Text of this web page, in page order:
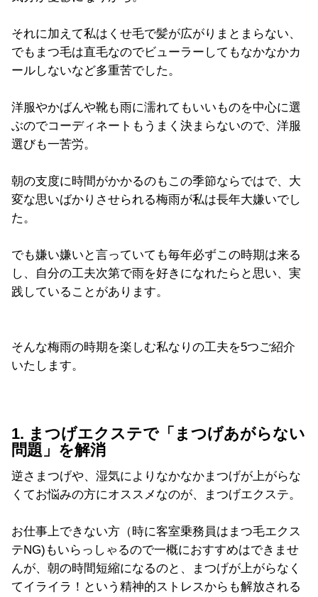
それに加えて私はくせ毛で髪が広がりまとまらない、
でもまつ毛は直毛なのでビューラーしてもなかなかカ
ールしないなど多重苦でした。
洋服やかばんや靴も雨に濡れてもいいものを中心に選
ぶのでコーディネートもうまく決まらないので、洋服
選びも一苦労。
朝の支度に時間がかかるのもこの季節ならではで、大
変な思いばかりさせられる梅雨が私は長年大嫌いでし
た。
でも嫌い嫌いと言っていても毎年必ずこの時期は来る
し、自分の工夫次第で雨を好きになれたらと思い、実
践していることがあります。
そんな梅雨の時期を楽しむ私なりの工夫を5つご紹介
いたします。
1. まつげエクステで「まつげあがらない
問題」を解消
逆さまつげや、湿気によりなかなかまつげが上がらな
くてお悩みの方にオススメなのが、まつげエクステ。
お仕事上できない方（時に客室乗務員はまつ毛エクス
テNG)もいらっしゃるので一概におすすめはできませ
んが、朝の時間短縮になるのと、まつげが上がらなく
てイライラ！という精神的ストレスからも解放される